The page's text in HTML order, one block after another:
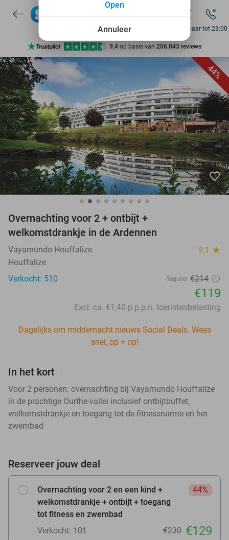
7 dagen per week beschikbaar
10+ miljoen leden
9,4 op basis van 206.043 reviews
7 dagen per week beschikbaar
10+ miljoen leden
Bereikbaar tot 23:00
44%
favorite_border
Overnachting voor 2 + ontbijt +
welkomstdrankje in de Ardennen
Vayamundo Houffalize 9.1 star
Houffalize
Verkocht: 510
Regulier €214
€119
Excl. ca. €1,40 p.p.p.n. toeristenbelasting
Dagelijks om middernacht nieuwe Social Deals. Wees
snel, op = op!
In het kort
Voor 2 personen: overnachting bij Vayamundo Houffalize
in de prachtige Ourthe-vallei inclusief ontbijtbuffet,
welkomstdrankje en toegang tot de fitnessruimte en het
zwembad
Reserveer jouw deal
Overnachting voor 2 en een kind +
welkomstdrankje + ontbijt + toegang
tot fitness en zwembad
44%
Verkocht: 101 €230 €129
Annuleer
Open